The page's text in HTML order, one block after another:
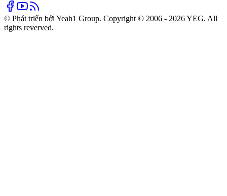
© Phát triển bởi Yeah1 Group. Copyright © 2006 - 2026 YEG. All
rights reverved.